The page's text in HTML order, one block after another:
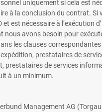
uniquement si cela est
à la conclusion du contrat.
est nécessaire à
avons besoin pour
les clauses
prestataires de
de services
à un minimum.
Management AG